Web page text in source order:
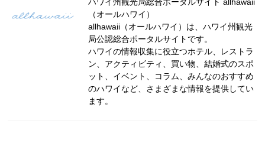
ハワイ州観光局総合ポータルサイト allhawaii
（オールハワイ）
allhawaii（オールハワイ）は、ハワイ州観光
局公認総合ポータルサイトです。
ハワイの情報収集に役立つホテル、レストラ
ン、アクティビティ、買い物、結婚式のスポ
ット、イベント、コラム、みんなのおすすめ
のハワイなど、さまざまな情報を提供してい
ます。